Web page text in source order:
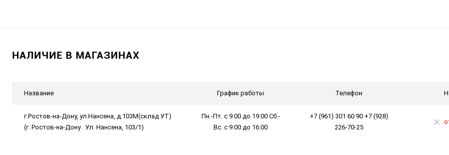
НАЛИЧИЕ В МАГАЗИНАХ
Название График работы Телефон
г.Ростов-на-Дону, ул.Нансена, д.103М(склад УТ)
(г. Ростов-на-Дону . Ул. Нансена, 103/1)
Пн.-Пт. с 9:00 до 19:00 Сб.-
Вс. с 9:00 до 16:00
+7 (961) 301 60 90 +7 (928)
226-70-25